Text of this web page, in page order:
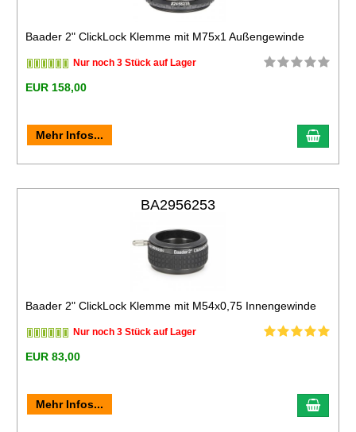
Baader 2" ClickLock Klemme mit M75x1 Außengewinde
Nur noch 3 Stück auf Lager
EUR 158,00
Mehr Infos...
BA2956253
Baader 2" ClickLock Klemme mit M54x0,75 Innengewinde
Nur noch 3 Stück auf Lager
EUR 83,00
Mehr Infos...